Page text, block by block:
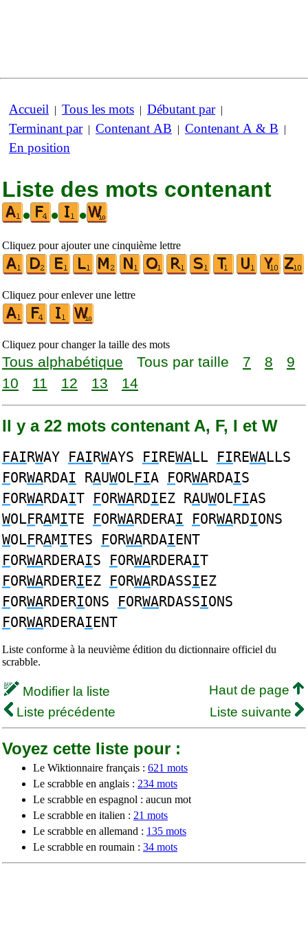
Accueil | Tous les mots | Débutant par|
Terminant par| Contenant AB | Contenant A & B |
En position
Liste des mots contenant
•
• •
Cliquez pour ajouter une cinquième lettre
Cliquez pour enlever une lettre
Cliquez pour changer la taille des mots
Tous alphabétique Tous par taille 7 8
9
10
11 12 13 14
Il y a 22 mots contenant A, F, I et W
FAIRWAY FAIRWAYS FIREWALL FIREWALLS
FORWARDAI RAUWOLFIA FORWARDAIS
FORWARDAIT FORWARDIEZ RAUWOLFIAS
WOLFRAMITE FORWARDERAI FORWARDIONS
WOLFRAMITES FORWARDAIENT
FORWARDERAIS FORWARDERAIT
FORWARDERIEZ FORWARDASSIEZ
FORWARDERIONS FORWARDASSIONS
FORWARDERAIENT
Liste conforme à la neuvième édition du dictionnaire officiel du
scrabble.
Modifier la liste
Haut de page
Liste précédente
Liste suivante
Voyez cette liste pour :
Le Wiktionnaire français : 621 mots
Le scrabble en anglais : 234 mots
Le scrabble en espagnol : aucun mot
Le scrabble en italien : 21 mots
Le scrabble en allemand : 135 mots
Le scrabble en roumain : 34 mots